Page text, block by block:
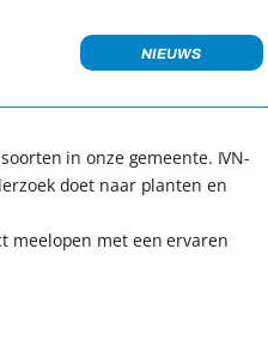
NIEUWS
in onze gemeente. IVN-
doet naar planten en
meelopen met een ervaren